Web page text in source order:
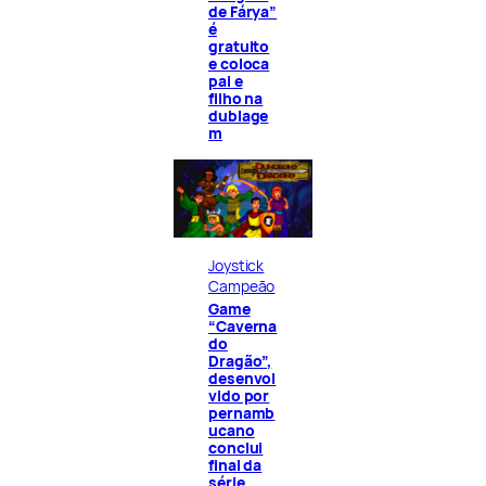
de Fárya”
é
gratuito
e coloca
pai e
filho na
dublage
m
Joystick
Campeão
Game
“Caverna
do
Dragão”,
desenvol
vido por
pernamb
ucano
conclui
final da